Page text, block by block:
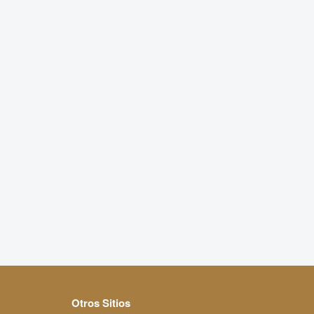
Otros Sitios